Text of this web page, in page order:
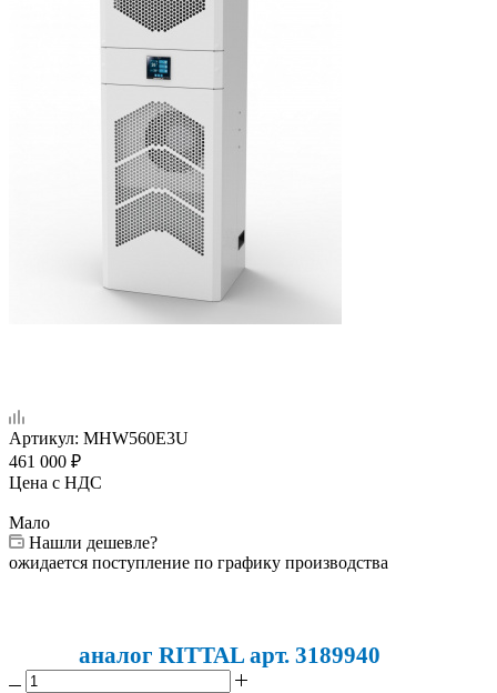
Артикул: MHW560E3U
461 000 ₽
Цена с НДС
Мало
Нашли дешевле?
ожидается поступление по графику производства
аналог RITTAL арт. 3189940